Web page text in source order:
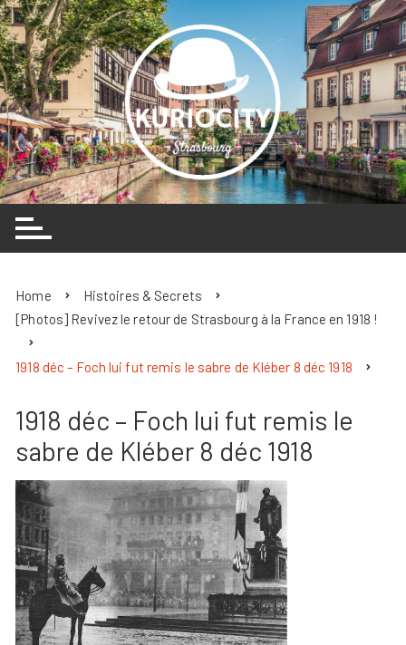
Skip
to
content
Home
Histoires & Secrets
[Photos] Revivez le retour de Strasbourg à la France en 1918 !
1918 déc – Foch lui fut remis le sabre de Kléber 8 déc 1918
1918 déc – Foch lui fut remis le
sabre de Kléber 8 déc 1918